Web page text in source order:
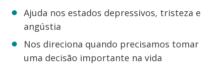
Ajuda nos estados depressivos, tristeza e
angústia
Nos direciona quando precisamos tomar
uma decisão importante na vida